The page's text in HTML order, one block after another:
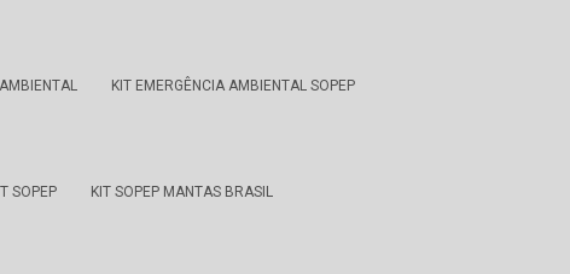
KIT EMERGÊNCIA AMBIENTAL SOPEP
SOPEP KIT SOPEP MANTAS BRASIL